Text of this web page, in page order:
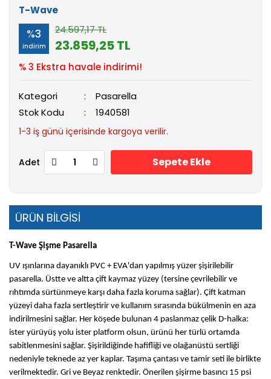
T-Wave
%3
indirim
24.597,17 TL
23.859,25 TL
% 3 Ekstra havale indirimi!
Kategori
Pasarella
Stok Kodu
1940581
1-3 iş günü içerisinde kargoya verilir.
Adet Sepete Ekle
ÜRÜN BİLGİSİ
T-Wave Şişme Pasarella
UV ışınlarına dayanıklı PVC + EVA'dan yapılmış yüzer şişirilebilir
pasarella. Üstte ve altta çift kaymaz yüzey (tersine çevrilebilir ve
rıhtımda sürtünmeye karşı daha fazla koruma sağlar). Çift katman
yüzeyi daha fazla sertleştirir ve kullanım sırasında bükülmenin en aza
indirilmesini sağlar. Her köşede bulunan 4 paslanmaz çelik D-halka:
ister yürüyüş yolu ister platform olsun, ürünü her türlü ortamda
sabitlenmesini sağlar. Şişirildiğinde hafifliği ve olağanüstü sertliği
nedeniyle teknede az yer kaplar. Taşıma çantası ve tamir seti ile birlikte
verilmektedir. Gri ve Beyaz renktedir. Önerilen şişirme basıncı 15 psi